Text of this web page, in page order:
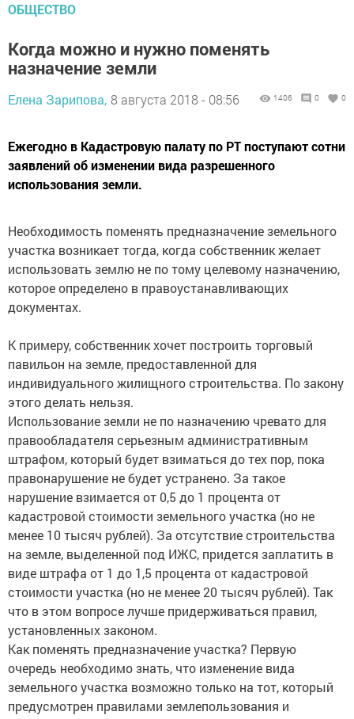
ОБЩЕСТВО
Когда можно и нужно поменять
назначение земли
Елена Зарипова, 8 августа 2018 - 08:56 1406 0 0
Ежегодно в Кадастровую палату по РТ поступают сотни
заявлений об изменении вида разрешенного
использования земли.
Необходимость поменять предназначение земельного
участка возникает тогда, когда собственник желает
использовать землю не по тому целевому назначению,
которое определено в правоустанавливающих
документах.
К примеру, собственник хочет построить торговый
павильон на земле, предоставленной для
индивидуального жилищного строительства. По закону
этого делать нельзя.
Использование земли не по назначению чревато для
правообладателя серьезным административным
штрафом, который будет взиматься до тех пор, пока
правонарушение не будет устранено. За такое
нарушение взимается от 0,5 до 1 процента от
кадастровой стоимости земельного участка (но не
менее 10 тысяч рублей). За отсутствие строительства
на земле, выделенной под ИЖС, придется заплатить в
виде штрафа от 1 до 1,5 процента от кадастровой
стоимости участка (но не менее 20 тысяч рублей). Так
что в этом вопросе лучше придерживаться правил,
установленных законом.
Как поменять предназначение участка? Первую
очередь необходимо знать, что изменение вида
земельного участка возможно только на тот, который
предусмотрен правилами землепользования и